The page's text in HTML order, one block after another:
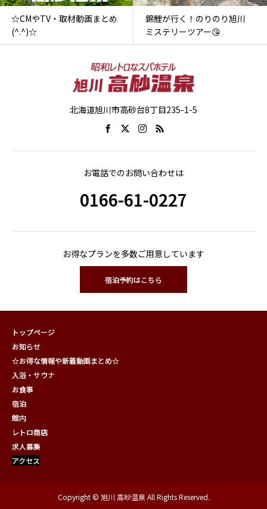
☆CMやTV・取材動画まとめ
(^.^)☆
錦鯉が行く！のりのり旭川
ミステリーツアー😘
北海道旭川市高砂台8丁目235-1-5
お電話でのお問い合わせは
0166-61-0227
お得なプランを多数ご用意しています
宿泊予約はこちら
トップページ
お知らせ
☆お得な情報や新着動画まとめ☆
入浴・サウナ
お食事
宿泊
館内
レトロ商店
求人募集
アクセス
Copyright © 旭川 高砂温泉 All Rights Reserved.